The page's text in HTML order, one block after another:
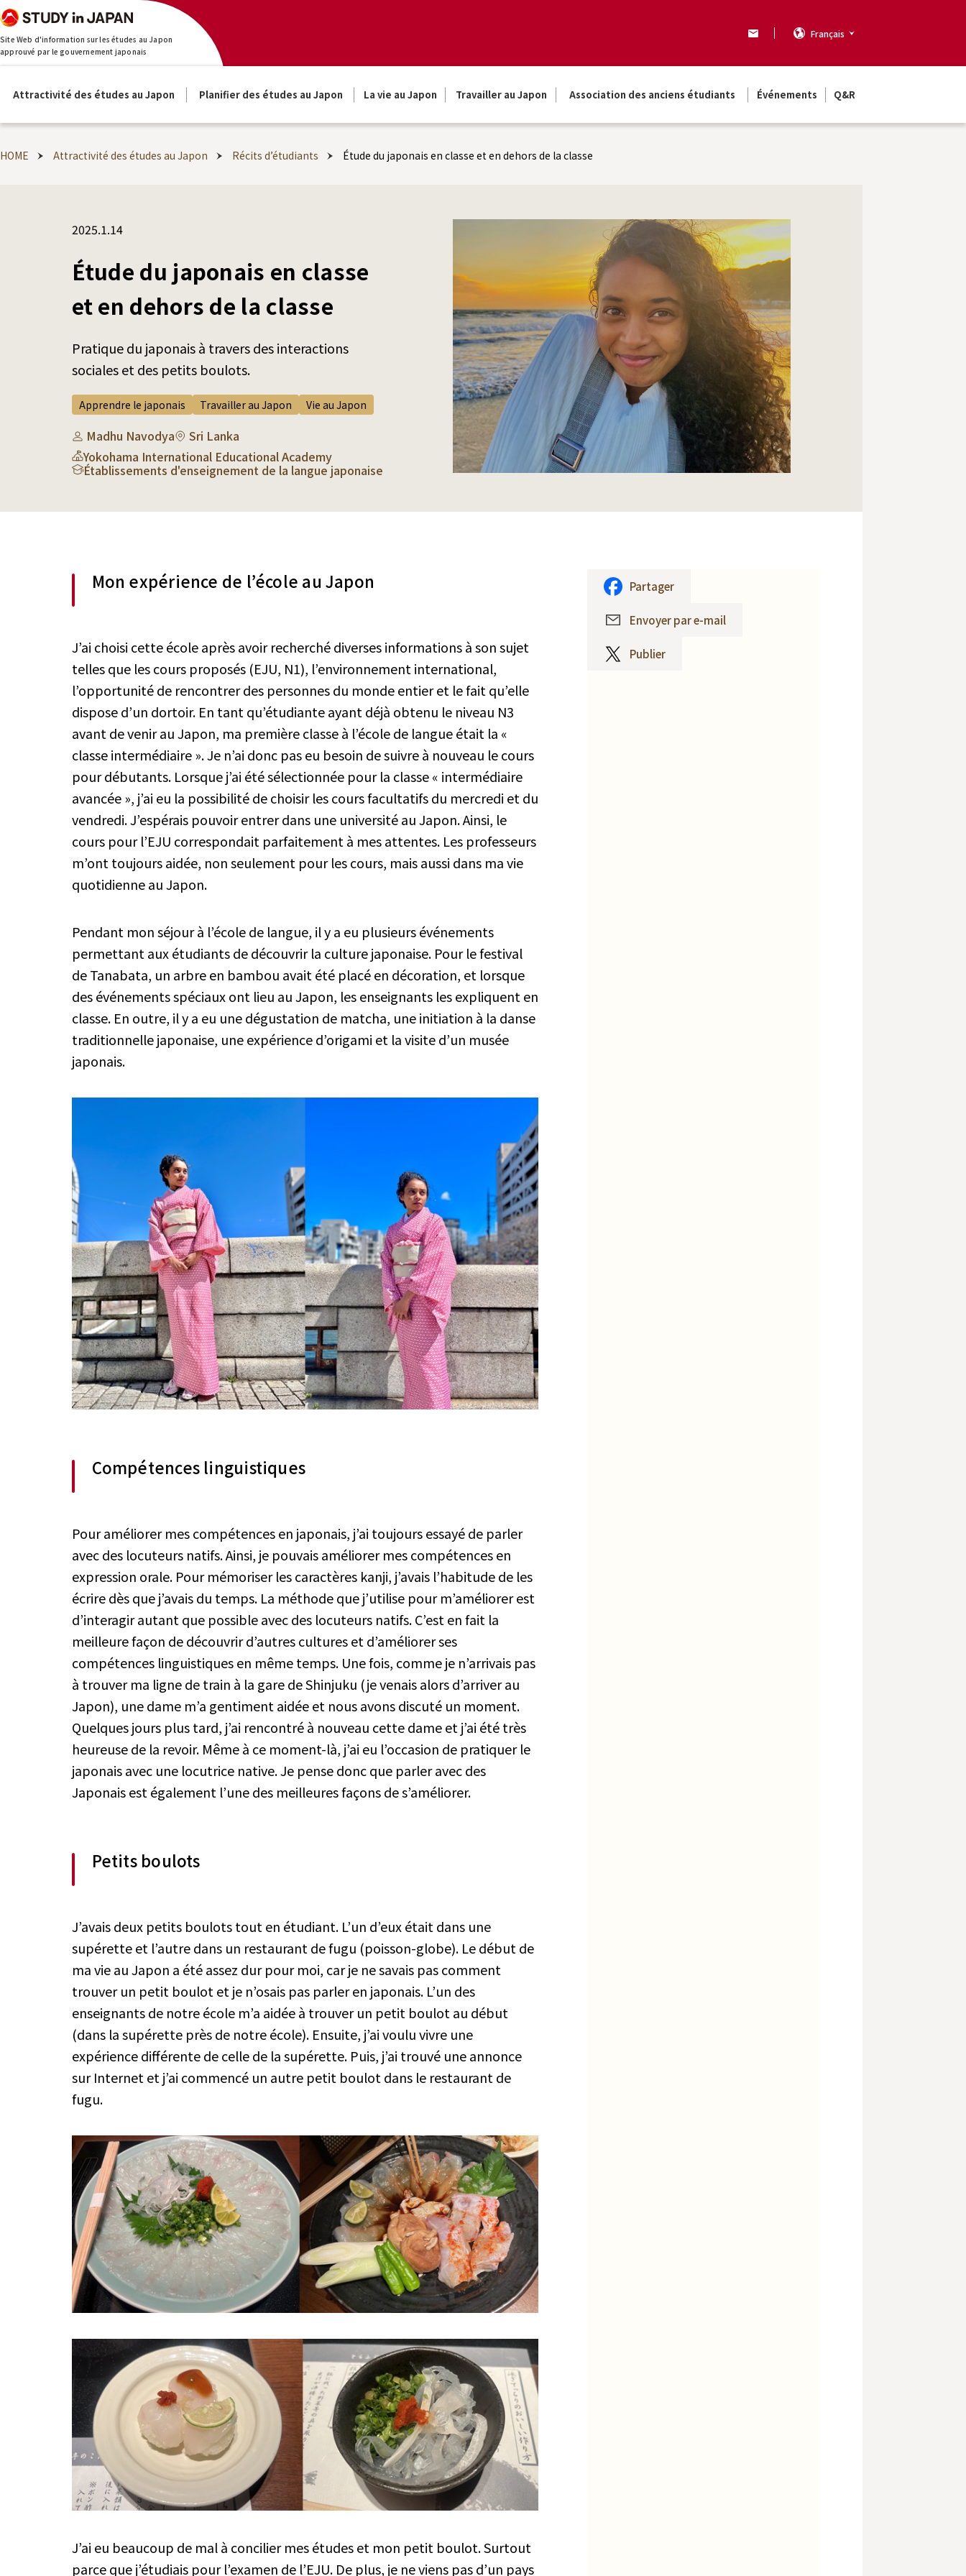
Site Web d'information sur les études au Japon
approuvé par le gouvernement japonais
Français
Attractivité des études au Japon Planifier des études au Japon La vie au Japon Travailler au Japon Association des anciens étudiants Événements Q&R
HOME Attractivité des études au Japon Récits d’étudiants Étude du japonais en classe et en dehors de la classe
2025.1.14
Étude du japonais en classe
et en dehors de la classe
Pratique du japonais à travers des interactions
sociales et des petits boulots.
Apprendre le japonais Travailler au Japon Vie au Japon
Madhu Navodya
Sri Lanka
Yokohama International Educational Academy
Établissements d'enseignement de la langue japonaise
Mon expérience de l’école au Japon
J’ai choisi cette école après avoir recherché diverses informations à son sujet
telles que les cours proposés (EJU, N1), l’environnement international,
l’opportunité de rencontrer des personnes du monde entier et le fait qu’elle
dispose d’un dortoir. En tant qu’étudiante ayant déjà obtenu le niveau N3
avant de venir au Japon, ma première classe à l’école de langue était la «
classe intermédiaire ». Je n’ai donc pas eu besoin de suivre à nouveau le cours
pour débutants. Lorsque j’ai été sélectionnée pour la classe « intermédiaire
avancée », j’ai eu la possibilité de choisir les cours facultatifs du mercredi et du
vendredi. J’espérais pouvoir entrer dans une université au Japon. Ainsi, le
cours pour l’EJU correspondait parfaitement à mes attentes. Les professeurs
m’ont toujours aidée, non seulement pour les cours, mais aussi dans ma vie
quotidienne au Japon.
Pendant mon séjour à l’école de langue, il y a eu plusieurs événements
permettant aux étudiants de découvrir la culture japonaise. Pour le festival
de Tanabata, un arbre en bambou avait été placé en décoration, et lorsque
des événements spéciaux ont lieu au Japon, les enseignants les expliquent en
classe. En outre, il y a eu une dégustation de matcha, une initiation à la danse
traditionnelle japonaise, une expérience d’origami et la visite d’un musée
japonais.
Compétences linguistiques
Pour améliorer mes compétences en japonais, j’ai toujours essayé de parler
avec des locuteurs natifs. Ainsi, je pouvais améliorer mes compétences en
expression orale. Pour mémoriser les caractères kanji, j’avais l’habitude de les
écrire dès que j’avais du temps. La méthode que j’utilise pour m’améliorer est
d’interagir autant que possible avec des locuteurs natifs. C’est en fait la
meilleure façon de découvrir d’autres cultures et d’améliorer ses
compétences linguistiques en même temps. Une fois, comme je n’arrivais pas
à trouver ma ligne de train à la gare de Shinjuku (je venais alors d’arriver au
Japon), une dame m’a gentiment aidée et nous avons discuté un moment.
Quelques jours plus tard, j’ai rencontré à nouveau cette dame et j’ai été très
heureuse de la revoir. Même à ce moment-là, j’ai eu l’occasion de pratiquer le
japonais avec une locutrice native. Je pense donc que parler avec des
Japonais est également l’une des meilleures façons de s’améliorer.
Petits boulots
J’avais deux petits boulots tout en étudiant. L’un d’eux était dans une
supérette et l’autre dans un restaurant de fugu (poisson-globe). Le début de
ma vie au Japon a été assez dur pour moi, car je ne savais pas comment
trouver un petit boulot et je n’osais pas parler en japonais. L’un des
enseignants de notre école m’a aidée à trouver un petit boulot au début
(dans la supérette près de notre école). Ensuite, j’ai voulu vivre une
expérience différente de celle de la supérette. Puis, j’ai trouvé une annonce
sur Internet et j’ai commencé un autre petit boulot dans le restaurant de
fugu.
J’ai eu beaucoup de mal à concilier mes études et mon petit boulot. Surtout
parce que j’étudiais pour l’examen de l’EJU. De plus, je ne viens pas d’un pays
Partager
Envoyer par e-mail
Publier